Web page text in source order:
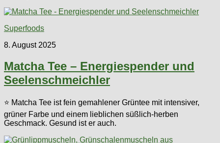
Superfoods
8. August 2025
Matcha Tee – Energiespender und
Seelenschmeichler
⭐ Matcha Tee ist fein gemahlener Grüntee mit intensiver,
grüner Farbe und einem lieblichen süßlich-herben
Geschmack. Gesund ist er auch.